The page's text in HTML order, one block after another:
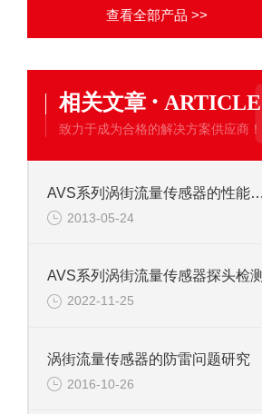
查看全部产品 >>
相关文章 ·
致力于成为合格的解决方案供应商！
AVS系列涡街流量传感器的性能特点
2013-05-24
AVS系列涡街流量传感器探头检测
2022-11-25
涡街流量传感器的防雷问题研究
2016-10-26